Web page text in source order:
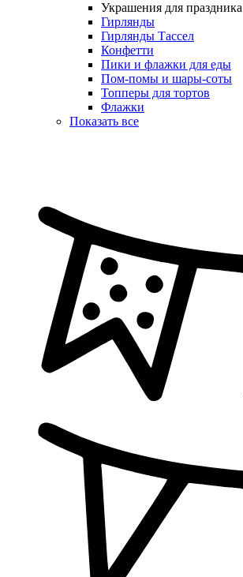
Украшения для праздника
Гирлянды
Гирлянды Тассел
Конфетти
Пики и флажки для еды
Пом-помы и шары-соты
Топперы для тортов
Флажки
Показать все